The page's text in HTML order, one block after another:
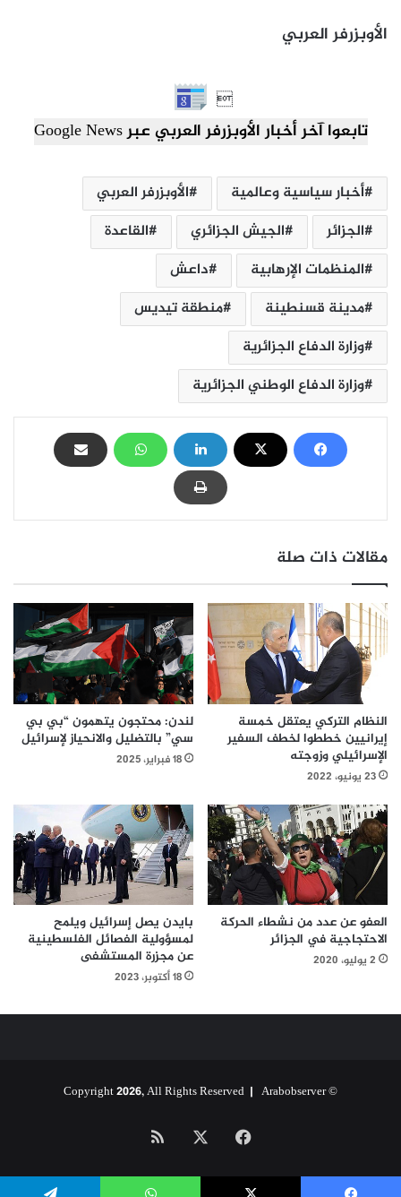
الأوبزرفر العربي

تابعوا آخر أخبار الأوبزرفر العربي عبر Google News
أخبار سياسية وعالمية
الأوبزرفر العربي
الجزائر
الجيش الجزائري
القاعدة
المنظمات الإرهابية
داعش
مدينة قسنطينة
منطقة تيديس
وزارة الدفاع الجزائرية
وزارة الدفاع الوطني الجزائرية
مقالات ذات صلة
النظام التركي يعتقل خمسة
إيرانيين خططوا لخطف السفير
الإسرائيلي وزوجته
23 يونيو، 2022
لندن: محتجون يتهمون “بي بي
سي” بالتضليل والانحياز لإسرائيل
18 فبراير، 2025
العفو عن عدد من نشطاء الحركة
الاحتجاجية في الجزائر
2 يوليو، 2020
بايدن يصل إسرائيل ويلمح
لمسؤولية الفصائل الفلسطينية
عن مجزرة المستشفى
18 أكتوبر، 2023
© Copyright 2026, All Rights Reserved |
Arabobserver
فيسبوك
الموقع